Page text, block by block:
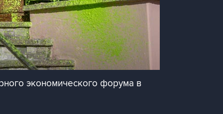
экономического форума в